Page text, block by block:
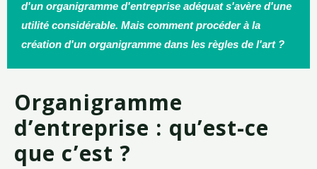
d'un organigramme d'entreprise adéquat s'avère d'une
utilité considérable. Mais comment procéder à la
création d'un organigramme dans les règles de l'art ?
Organigramme
d’entreprise : qu’est-ce
que c’est ?